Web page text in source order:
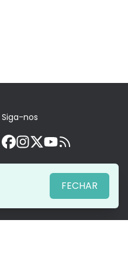
Siga-nos
FECHAR